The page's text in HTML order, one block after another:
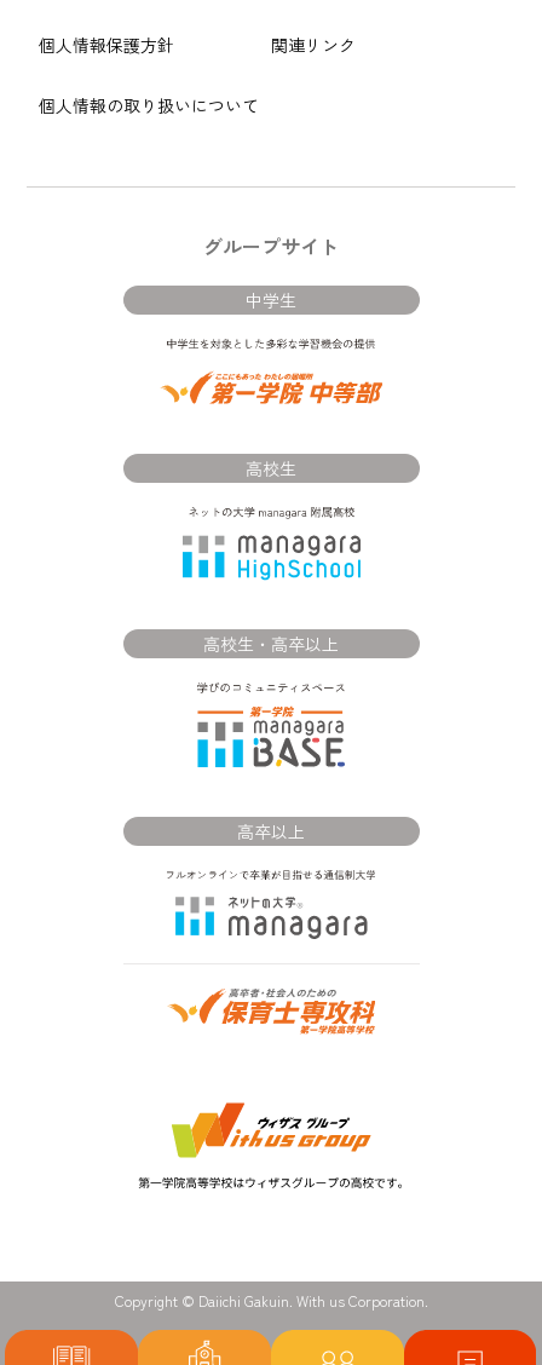
個人情報保護方針
個人情報の取り扱いについて
関連リンク
グループサイト
中学生
高校生
高校生・高卒以上
高卒以上
Copyright © Daiichi Gakuin. With us Corporation.